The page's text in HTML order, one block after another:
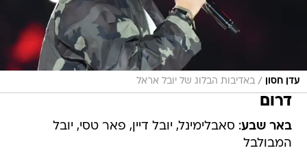
באדיבות הבלוג של יובל אראל
דרום
באר שבע: סאבלימינל, יובל דיין, פאר טסי, יובל
המבולבל
דימונה: מיקי, ספיר סבן, ולמחרת - נועה קירל, דודו